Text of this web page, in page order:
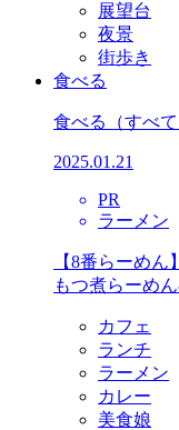
展望台
夜景
街歩き
食べる
食べる （すべて
2025.01.21
PR
ラーメン
【8番らーめ
もつ煮らーめ
カフェ
ランチ
ラーメン
カレー
美食娘